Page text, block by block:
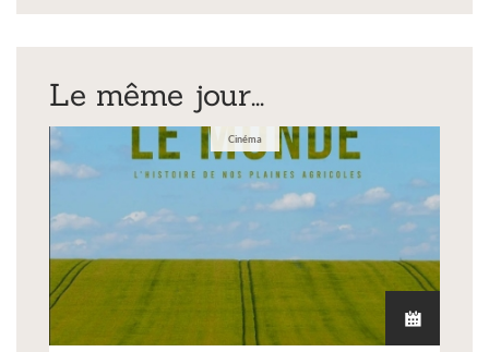
Le même jour...
Cinéma